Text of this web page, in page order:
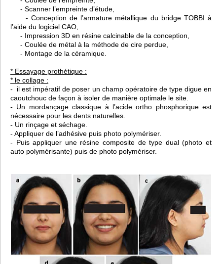
- Scanner l’empreinte d’étude,
- Conception de l’armature métallique du bridge TOBBI à
l’aide du logiciel CAO,
- Impression 3D en résine calcinable de la conception,
- Coulée de métal à la méthode de cire perdue,
- Montage de la céramique.
* Essayage prothétique :
* le collage :
- il est impératif de poser un champ opératoire de type digue en
caoutchouc de façon à isoler de manière optimale le site.
- Un mordançage classique à l’acide ortho phosphorique est
nécessaire pour les dents naturelles.
- Un rinçage et séchage.
- Appliquer de l’adhésive puis photo polymériser.
- Puis appliquer une résine composite de type dual (photo et
auto polymérisante) puis de photo polymériser.